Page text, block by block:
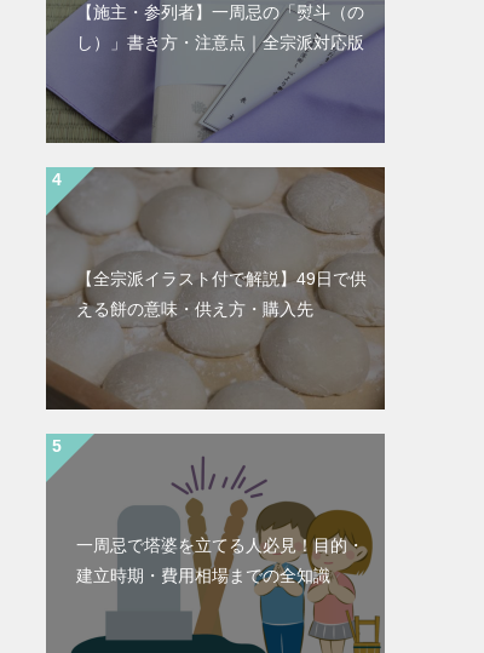
【施主・参列者】一周忌の「熨斗（の
し）」書き方・注意点｜全宗派対応版
【全宗派イラスト付で解説】49日で供
える餅の意味・供え方・購入先
一周忌で塔婆を立てる人必見！目的・
建立時期・費用相場までの全知識